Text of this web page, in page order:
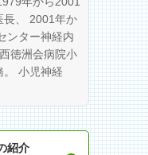
長、 2001年か
ンター神経内
徳洲会病院小
。 小児神経
紹介